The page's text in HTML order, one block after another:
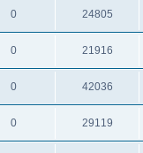
0 24805
0 21916
0 42036
0 29119